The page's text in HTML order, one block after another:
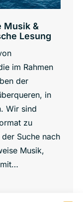
Musik &
Lesung
im Rahmen
der
in
Wir sind
zu
Suche nach
Musik,